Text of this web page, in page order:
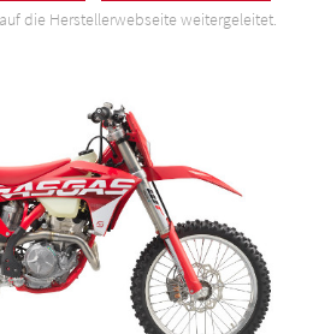
die Herstellerwebseite weitergeleitet.